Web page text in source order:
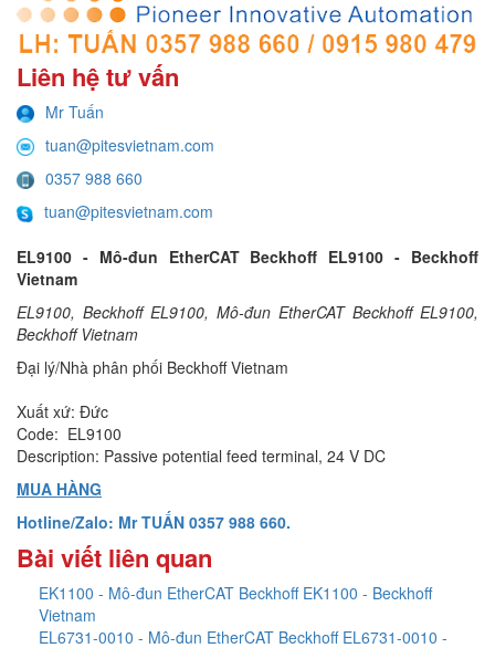
Liên hệ tư vấn
Mr Tuấn
tuan@pitesvietnam.com
0357 988 660
tuan@pitesvietnam.com
EL9100 - Mô-đun EtherCAT Beckhoff EL9100 - Beckhoff
Vietnam
EL9100, Beckhoff EL9100, Mô-đun EtherCAT Beckhoff EL9100,
Beckhoff Vietnam
Đại lý/Nhà phân phối Beckhoff Vietnam
Xuất xứ: Đức
Code: EL9100
Description: Passive potential feed terminal, 24 V DC
MUA HÀNG
Hotline/Zalo: Mr TUẤN 0357 988 660.
Bài viết liên quan
EK1100 - Mô-đun EtherCAT Beckhoff EK1100 - Beckhoff
Vietnam
EL6731-0010 - Mô-đun EtherCAT Beckhoff EL6731-0010 -